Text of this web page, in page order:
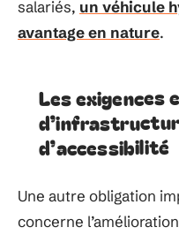
salariés, un véhicule
avantage en nature.
Les exigences
d’accessibilité
Une autre obligation
concerne